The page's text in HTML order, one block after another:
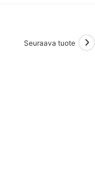
Seuraava tuote